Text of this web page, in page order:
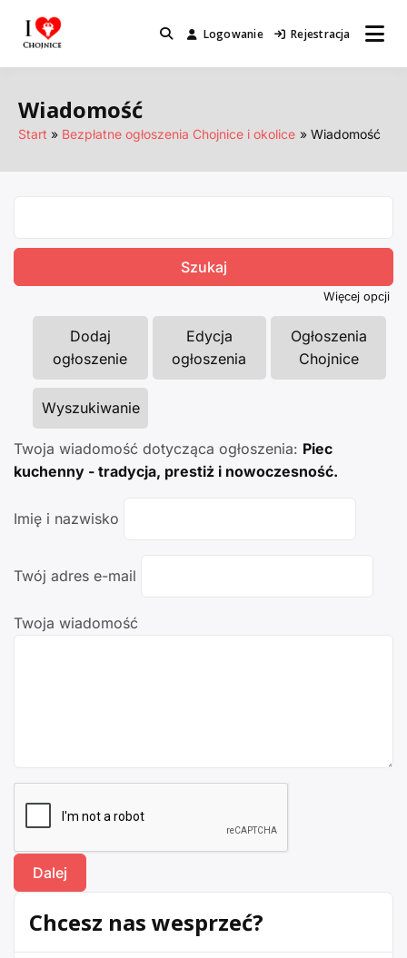
Miejsca które warto odwiedzić.
Logowanie Rejestracja
Wiadomość
Start Bezpłatne ogłoszenia Chojnice i okolice Wiadomość
Więcej opcji
Dodaj
ogłoszenie
Edycja
ogłoszenia
Ogłoszenia
Chojnice
Wyszukiwanie
Twoja wiadomość dotycząca ogłoszenia: Piec
kuchenny - tradycja, prestiż i nowoczesność.
Imię i nazwisko
Twój adres e-mail
Twoja wiadomość
Chcesz nas wesprzeć?